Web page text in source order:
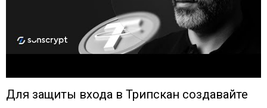
Для защиты входа в Трипскан создавайте